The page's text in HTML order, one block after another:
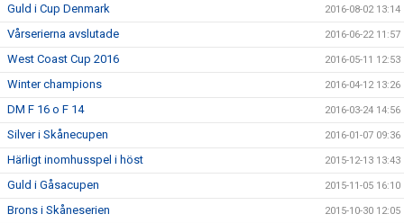
Guld i Cup Denmark 2016-08-02 13:14
Vårserierna avslutade 2016-06-22 11:57
West Coast Cup 2016 2016-05-11 12:53
Winter champions 2016-04-12 13:26
DM F 16 o F 14 2016-03-24 14:56
Silver i Skånecupen 2016-01-07 09:36
Härligt inomhusspel i höst 2015-12-13 13:43
Guld i Gåsacupen 2015-11-05 16:10
Brons i Skåneserien 2015-10-30 12:05